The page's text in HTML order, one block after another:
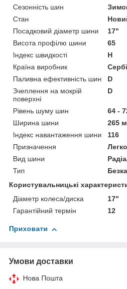
Сезонність шин
Стан
Посадковий діаметр шини
17"
Висота профілю шини
65
Індекс швидкості
H
Країна виробник
Паливна ефективність шин
D
Зчеплення на мокрій
поверхні
D
Рівень шуму шин
64 -
Ширина шини
265
Індекс навантаження шини
116
Призначення
Вид шини
Тип
Користувальницькі
Діаметр колеса/диска
17"
Гарантійний термін
12
Приховати
Умови доставки
Нова Пошта